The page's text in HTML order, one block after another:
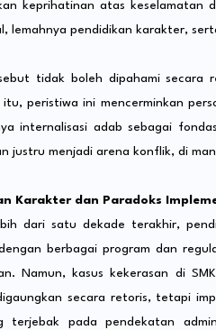
keprihatinan atas
lemahnya pendidikan karakter,
tidak boleh dipahami secara
itu, peristiwa ini mencerminkan
internalisasi adab sebagai
justru menjadi arena konflik, di
Karakter dan Paradoks
dari satu dekade terakhir,
berbagai program dan
Namun, kasus kekerasan di
secara retoris, tetapi
terjebak pada pendekatan